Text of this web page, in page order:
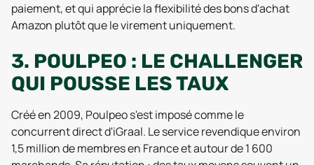
paiement, et qui apprécie la flexibilité des bons d'achat
Amazon plutôt que le virement uniquement.
3. POULPEO : LE CHALLENGER
QUI POUSSE LES TAUX
Créé en 2009, Poulpeo s'est imposé comme le
concurrent direct d'iGraal. Le service revendique environ
1,5 million de membres en France et autour de 1 600